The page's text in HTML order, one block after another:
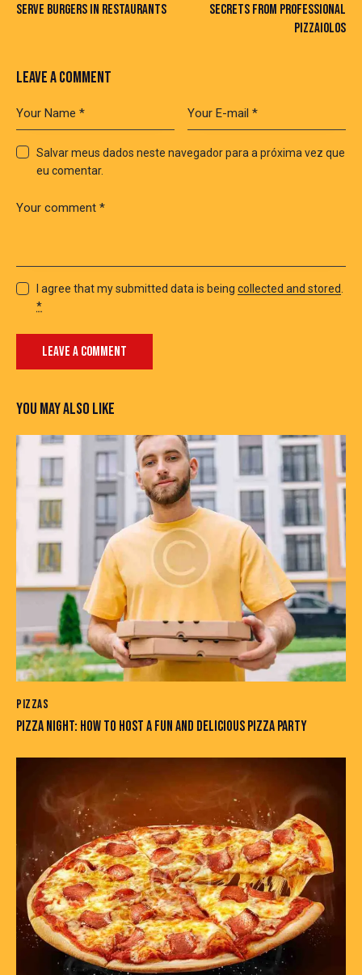
SERVE BURGERS IN RESTAURANTS
SECRETS FROM PROFESSIONAL
PIZZAIOLOS
LEAVE A COMMENT
Salvar meus dados neste navegador para a próxima vez que
eu comentar.
I agree that my submitted data is beingcollected and stored
*
YOU MAY ALSO LIKE
PIZZAS
PIZZA NIGHT: HOW TO HOST A FUN AND DELICIOUS PIZZA PARTY